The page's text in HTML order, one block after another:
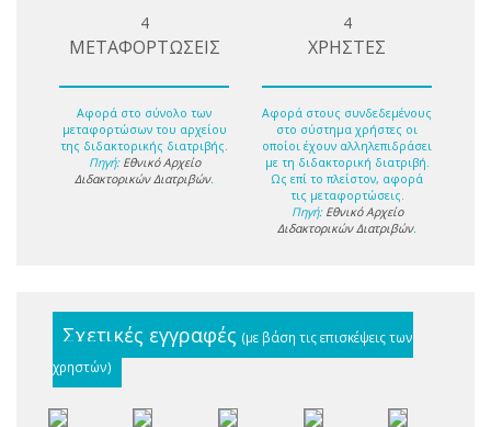
4
ΜΕΤΑΦΟΡΤΩΣΕΙΣ
Αφορά στο σύνολο των
μεταφορτώσων του αρχείου
της διδακτορικής διατριβής.
Πηγή: Εθνικό Αρχείο
Διδακτορικών Διατριβών.
4
ΧΡΗΣΤΕΣ
Αφορά στους συνδεδεμένους
στο σύστημα χρήστες οι
οποίοι έχουν αλληλεπιδράσει
με τη διδακτορική διατριβή.
Ως επί το πλείστον, αφορά
τις μεταφορτώσεις.
Πηγή: Εθνικό Αρχείο
Διδακτορικών Διατριβών.
Σχετικές εγγραφές (με βάση τις επισκέψεις των
χρηστών)